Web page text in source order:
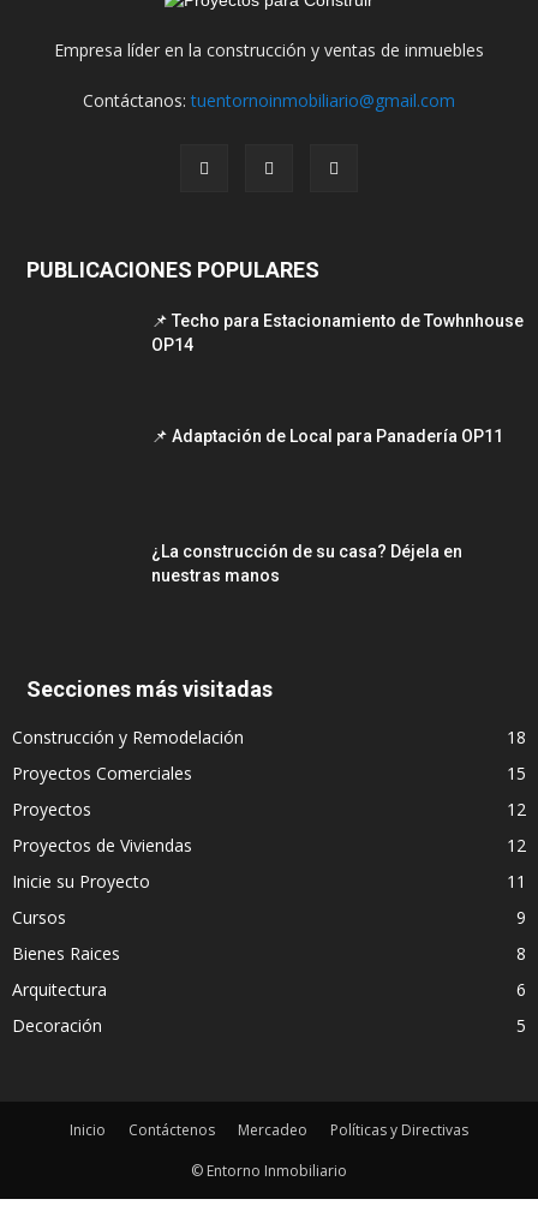
Empresa líder en la construcción y ventas de inmuebles
Contáctanos:tuentornoinmobiliario@gmail.com
PUBLICACIONES POPULARES
📌 Techo para Estacionamiento de Towhnhouse
OP14
📌 Adaptación de Local para Panadería OP11
¿La construcción de su casa? Déjela en
nuestras manos
Secciones más visitadas
Construcción y Remodelación
18
Proyectos Comerciales
15
Proyectos
12
Proyectos de Viviendas
12
Inicie su Proyecto
11
Cursos
9
Bienes Raices
8
Arquitectura
6
Decoración
5
Inicio Contáctenos Mercadeo
Políticas y Directivas
© Entorno Inmobiliario